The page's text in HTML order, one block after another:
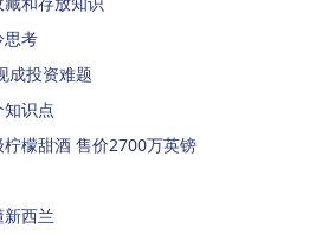
思考
成投资难题
识点
檬甜酒 售价2700万英镑
西兰